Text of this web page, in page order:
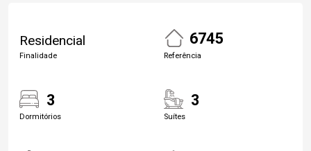
Residencial
Finalidade
6745
Referência
3
Dormitórios
3
Suítes